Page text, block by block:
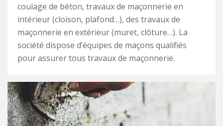
coulage de béton, travaux de maçonnerie en
intérieur (cloison, plafond…), des travaux de
maçonnerie en extérieur (muret, clôture…). La
société dispose d’équipes de maçons qualifiés
pour assurer tous travaux de maçonnerie.